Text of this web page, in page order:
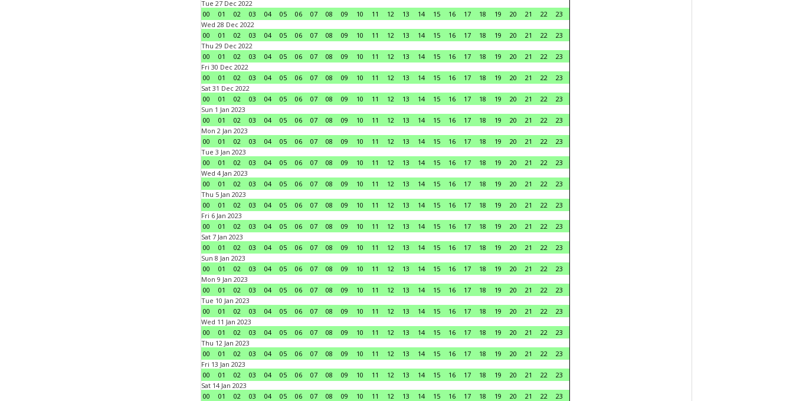
Tue 27 Dec 2022
00
01 02 03 04 05 06 07 08 09 10 11 12 13 14 15 16 17 18 19 20 21 22
23
Wed 28 Dec 2022
00
01 02 03 04 05 06 07 08 09 10 11 12 13 14 15 16 17 18 19 20 21 22
23
Thu 29 Dec 2022
00
01 02 03 04 05 06 07 08 09 10 11 12 13 14 15 16 17 18 19 20 21 22
23
Fri 30 Dec 2022
00
01 02 03 04 05 06 07 08 09 10 11 12 13 14 15 16 17 18 19 20 21 22
23
Sat 31 Dec 2022
00
01 02 03 04 05 06 07 08 09 10 11 12 13 14 15 16 17 18 19 20 21 22
23
Sun 1 Jan 2023
00
01 02 03 04 05 06 07 08 09 10 11 12 13 14 15 16 17 18 19 20 21 22
23
Mon 2 Jan 2023
00
01 02 03 04 05 06 07 08 09 10 11 12 13 14 15 16 17 18 19 20 21 22
23
Tue 3 Jan 2023
00
01 02 03 04 05 06 07 08 09 10 11 12 13 14 15 16 17 18 19 20 21 22
23
Wed 4 Jan 2023
00
01 02 03 04 05 06 07 08 09 10 11 12 13 14 15 16 17 18 19 20 21 22
23
Thu 5 Jan 2023
00
01 02 03 04 05 06 07 08 09 10 11 12 13 14 15 16 17 18 19 20 21 22
23
Fri 6 Jan 2023
00
01 02 03 04 05 06 07 08 09 10 11 12 13 14 15 16 17 18 19 20 21 22
23
Sat 7 Jan 2023
00
01 02 03 04 05 06 07 08 09 10 11 12 13 14 15 16 17 18 19 20 21 22
23
Sun 8 Jan 2023
00
01 02 03 04 05 06 07 08 09 10 11 12 13 14 15 16 17 18 19 20 21 22
23
Mon 9 Jan 2023
00
01 02 03 04 05 06 07 08 09 10 11 12 13 14 15 16 17 18 19 20 21 22
23
Tue 10 Jan 2023
00
01 02 03 04 05 06 07 08 09 10 11 12 13 14 15 16 17 18 19 20 21 22
23
Wed 11 Jan 2023
00
01 02 03 04 05 06 07 08 09 10 11 12 13 14 15 16 17 18 19 20 21 22
23
Thu 12 Jan 2023
00
01 02 03 04 05 06 07 08 09 10 11 12 13 14 15 16 17 18 19 20 21 22
23
Fri 13 Jan 2023
00
01 02 03 04 05 06 07 08 09 10 11 12 13 14 15 16 17 18 19 20 21 22
23
Sat 14 Jan 2023
00
01 02 03 04 05 06 07 08 09 10 11 12 13 14 15 16 17 18 19 20 21 22
23